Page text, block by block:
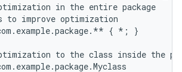
in the entire package
to improve optimization
{ *; }
to the class inside the